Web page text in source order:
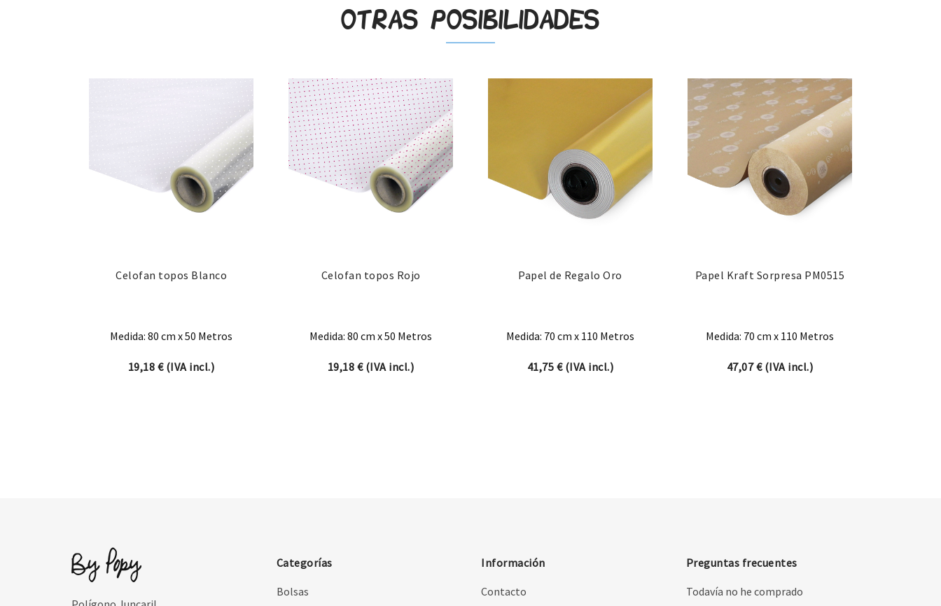
Otras posibilidades
Celofan topos Blanco
Medida: 80 cm x 50 Metros
19,18 €(IVA incl.)
Celofan topos Rojo
Medida: 80 cm x 50 Metros
19,18 €(IVA incl.)
Papel de Regalo Oro
Medida: 70 cm x 110 Metros
41,75 €(IVA incl.)
Papel Kraft Sorpresa PM0515
Medida: 70 cm x 110 Metros
47,07€(IVA incl.)
Categorías
Bolsas
Información
Contacto
Preguntas frecuentes
Todavía no he comprado